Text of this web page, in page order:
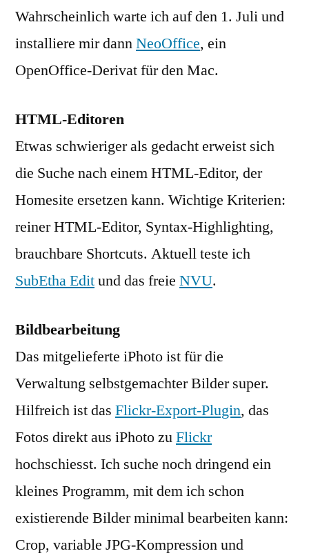
Wahrscheinlich warte ich auf den 1. Juli und
installiere mir dannNeoOffice, ein
OpenOffice-Derivat für den Mac.
HTML-Editoren
Etwas schwieriger als gedacht erweist sich
die Suche nach einem HTML-Editor, der
Homesite ersetzen kann. Wichtige Kriterien:
reiner HTML-Editor, Syntax-Highlighting,
brauchbare Shortcuts. Aktuell teste ich
SubEtha Editund das freie NVU.
Bildbearbeitung
Das mitgelieferte iPhoto ist für die
Verwaltung selbstgemachter Bilder super.
Hilfreich ist das Flickr-Export-Plugin, das
Fotos direkt aus iPhoto zuFlickr
hochschiesst. Ich suche noch dringend ein
kleines Programm, mit dem ich schon
existierende Bilder minimal bearbeiten kann:
Crop, variable JPG-Kompression und